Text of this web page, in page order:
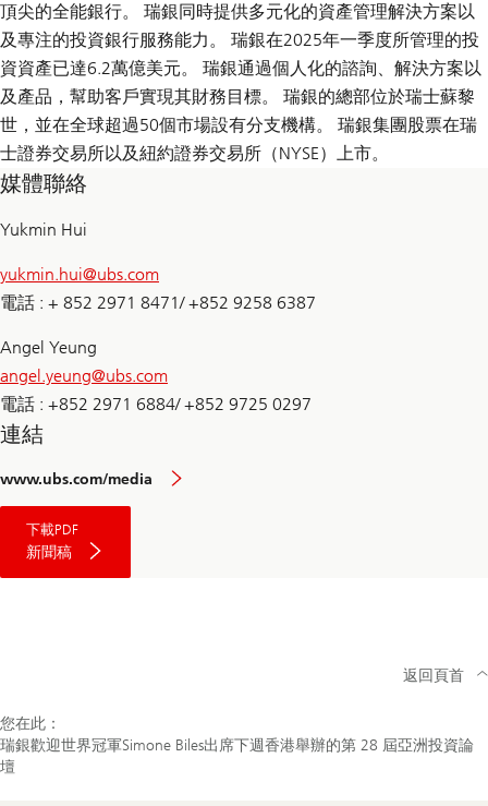
頂尖的全能銀行。 瑞銀同時提供多元化的資產管理解決方案以
及專注的投資銀行服務能力。 瑞銀在2025年一季度所管理的投
資資產已達6.2萬億美元。 瑞銀通過個人化的諮詢、解決方案以
及產品，幫助客戶實現其財務目標。 瑞銀的總部位於瑞士蘇黎
世，並在全球超過50個市場設有分支機構。 瑞銀集團股票在瑞
士證券交易所以及紐約證券交易所（NYSE）上市。
媒體聯絡
Yukmin Hui
yukmin.hui@ubs.com
電話 : + 852 2971 8471/ +852 9258 6387
Angel Yeung
angel.yeung@ubs.com
電話 : +852 2971 6884/ +852 9725 0297
連結
www.ubs.com/media
下載PDF
新聞稿
您在此：
瑞銀歡迎世界冠軍Simone Biles出席下週香港舉辦的第 28 屆亞洲投資論
壇
返回頁首